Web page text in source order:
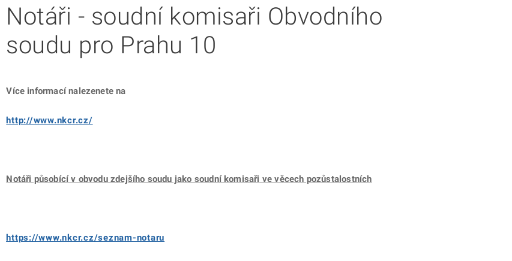
Notáři - soudní komisaři Obvodního
soudu pro Prahu 10
Více informací nalezenete na
http://www.nkcr.cz/
Notáři působící v obvodu zdejšího soudu jako soudní komisaři ve věcech pozůstalostních
https://www.nkcr.cz/seznam-notaru